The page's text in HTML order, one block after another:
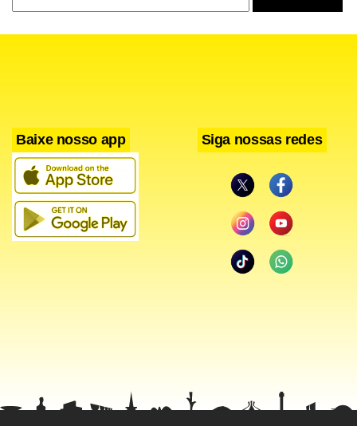
levemente dos 9,6% de julho, ma acima dos 8,9% de junho.
Facebook
WhatsApp
LinkedIn
TwitterTelegram
Share
Baixe nosso app Siga nossas redes